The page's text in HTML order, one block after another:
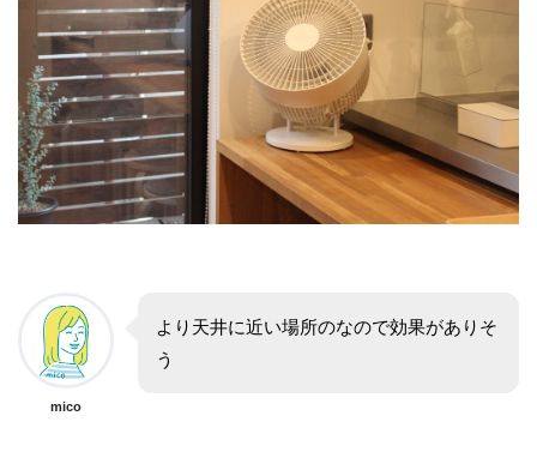
mico
より天井に近い場所のなので効果がありそ
う